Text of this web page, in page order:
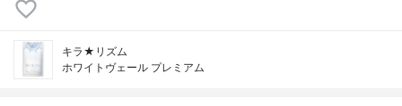
キラ★リズム
ホワイトヴェール プレミアム